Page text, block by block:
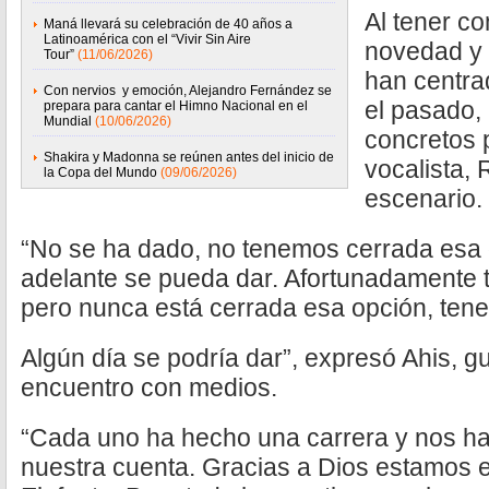
Maná llevará su celebración de 40 años a
Latinoamérica con el “Vivir Sin Aire
Tour” (11/06/2026)
Con nervios y emoción, Alejandro Fernández se
prepara para cantar el Himno Nacional en el
Mundial (10/06/2026)
Shakira y Madonna se reúnen antes del inicio de
la Copa del Mundo (09/06/2026)
Al tener
novedad
han
el
concretos
vocalista,
escenario.
“No se ha dado, no tenemos cerrada
adelante se pueda dar.
pero nunca está cerrada esa opción,
Algún día se podría dar”, expresó Ahis,
encuentro con medios.
“Cada uno ha hecho una carrera y nos
nuestra cuenta. Gracias a Dios estamos